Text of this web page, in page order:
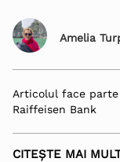
Amelia
Articolul face
Raiffeisen Bank
CITEȘTE MAI